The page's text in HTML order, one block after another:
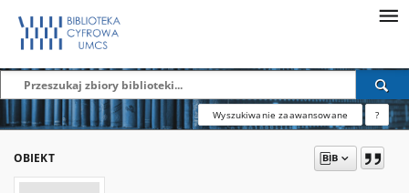
Wyszukiwanie zaawansowane ?
OBIEKT